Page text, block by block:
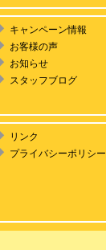
キャンペーン情報
お客様の声
お知らせ
スタッフブログ
リンク
プライバシーポリシー